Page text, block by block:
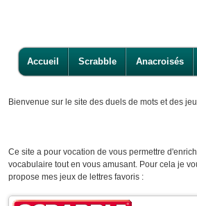
Accueil Scrabble Anacroisés
Bienvenue sur le site des duels de mots et des
Ce site a pour vocation de vous permettre
vocabulaire tout en vous amusant. Pour cela je
propose mes jeux de lettres favoris :